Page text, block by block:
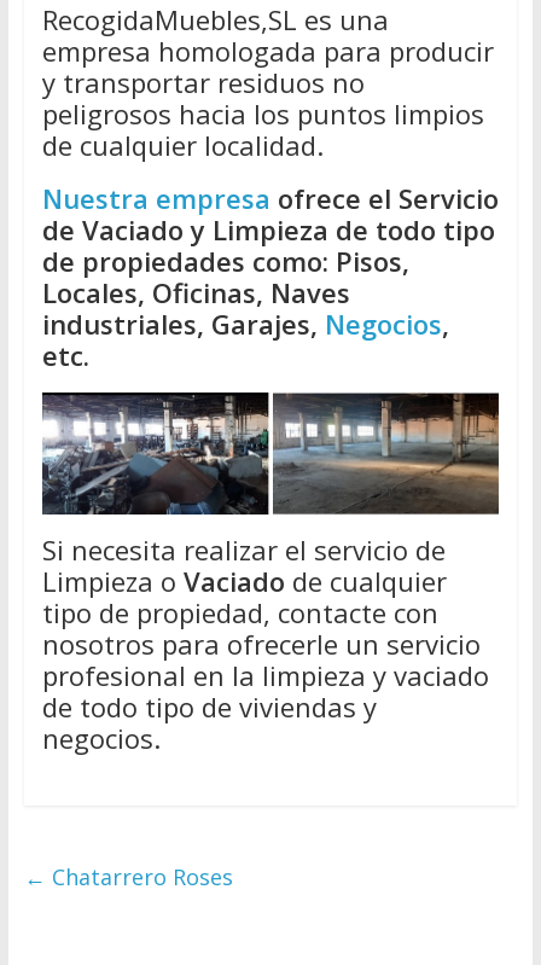
RecogidaMuebles,SL es una
empresa homologada para producir
y transportar residuos no
peligrosos hacia los puntos limpios
de cualquier localidad.
Nuestra empresa ofrece el Servicio
de Vaciado y Limpieza de todo tipo
de propiedades como: Pisos,
Locales, Oficinas, Naves
industriales, Garajes, Negocios,
etc.
Si necesita realizar el servicio de
Limpieza o Vaciado de cualquier
tipo de propiedad, contacte con
nosotros para ofrecerle un servicio
profesional en la limpieza y vaciado
de todo tipo de viviendas y
negocios.
← Chatarrero Roses